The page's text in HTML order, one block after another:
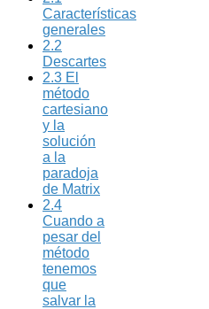
Características
generales
2.2
Descartes
2.3 El
método
cartesiano
y la
solución
a la
paradoja
de Matrix
2.4
Cuando a
pesar del
método
tenemos
que
salvar la